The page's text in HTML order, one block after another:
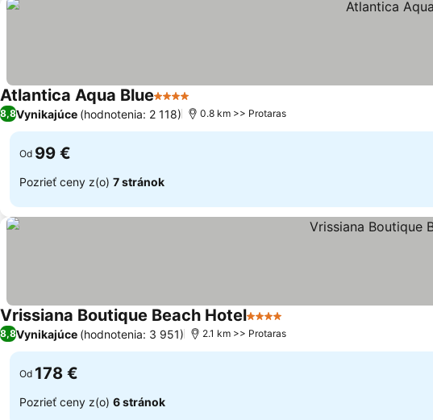
Atlantica Aqua Blue4 Počet hviezdičiek
8,8Vynikajúce (hodnotenia: 2 118) 0.8 km >> Protaras
Od 99 €
Pozrieť ceny z(o) 7 stránok
Vrissiana Boutique Beach Hotel4 Počet hviezdičiek
8,8Vynikajúce (hodnotenia: 3 951) 2.1 km >> Protaras
Od 178 €
Pozrieť ceny z(o) 6 stránok